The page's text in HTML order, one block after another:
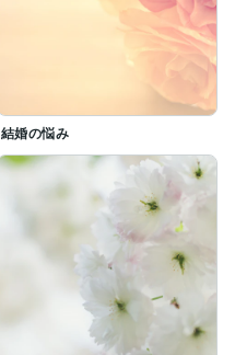
結婚の悩み